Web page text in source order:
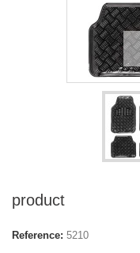
product
Reference: 5210